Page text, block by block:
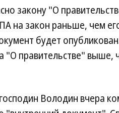
закону "О
на закон раньше, чем
будет
"О правительстве"
Володин вчера